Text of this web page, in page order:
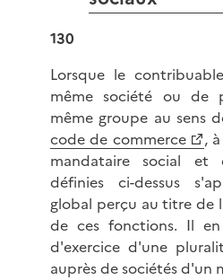
130
Lorsque le
même société ou de
même groupe au sens
code de commerce
,
mandataire social et
définies ci-dessus
global perçu au titre de
de ces fonctions. Il
d'exercice d'une
auprès de sociétés d'un